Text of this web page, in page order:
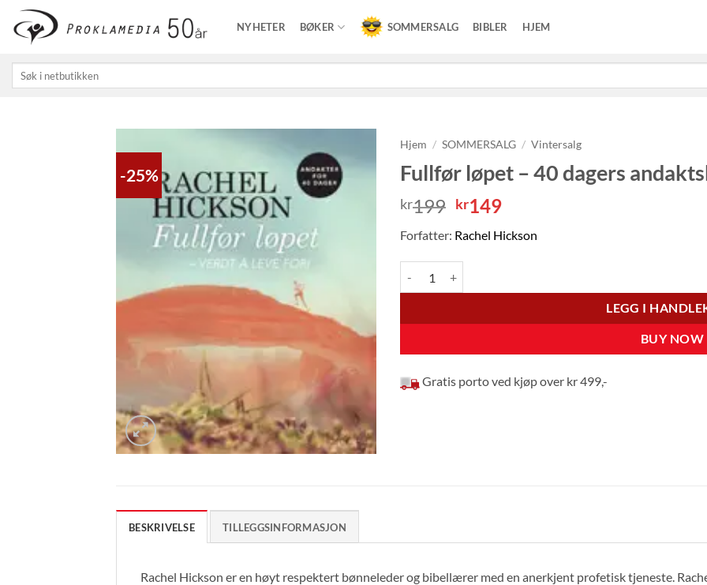
Skip
content
NYHETER BØKER SOMMERSALG BIBLER HJEM
etter:
-25%
Hjem / SOMMERSALG / Vintersalg
Fullfør løpet – 40 dagers
kr199 Opprinnelig
var:
kr199.
kr149Nåværende
er:
Forfatter: Rachel Hickson
LEGG I
BUY NOW
Gratis porto ved kjøp over kr 499,-
BESKRIVELSE TILLEGGSINFORMASJON
Rachel Hickson er en høyt respektert bønneleder og bibellærer med en anerkjent profetisk tjeneste.